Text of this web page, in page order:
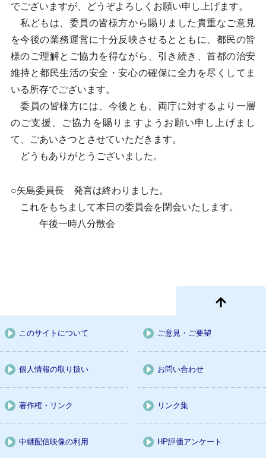
でございますが、どうぞよろしくお願い申し上げます。
私どもは、委員の皆様方から賜りました貴重なご意見
を今後の業務運営に十分反映させるとともに、都民の皆
様のご理解とご協力を得ながら、引き続き、首都の治安
維持と都民生活の安全・安心の確保に全力を尽くしてま
いる所存でございます。
委員の皆様方には、今後とも、両庁に対するより一層
のご支援、ご協力を賜りますようお願い申し上げまし
て、ごあいさつとさせていただきます。
どうもありがとうございました。
○矢島委員長 発言は終わりました。
これをもちまして本日の委員会を閉会いたします。
午後一時八分散会
このサイトについて ご意見・ご要望
個人情報の取り扱い お問い合わせ
著作権・リンク リンク集
中継配信映像の利用 HP評価アンケート